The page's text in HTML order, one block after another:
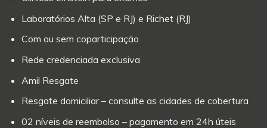
Laboratórios Alta (SP e RJ) e Richet (RJ)
Com ou sem coparticipação
Rede credenciada exclusiva
Amil Resgate
Resgate domiciliar – consulte as cidades de cobertura
02 níveis de reembolso – pagamento em 24h úteis